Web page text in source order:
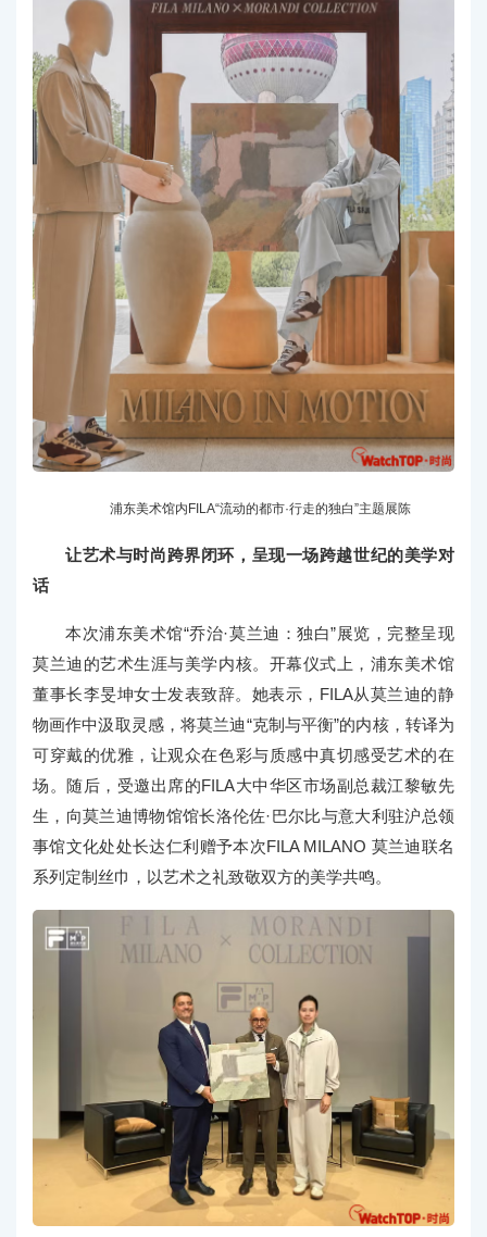
浦东美术馆内FILA“流动的都市·行走的独白”主题展陈
让艺术与时尚跨界闭环，呈现一场跨越世纪的美学对
话
本次浦东美术馆“乔治·莫兰迪：独白”展览，完整呈现
莫兰迪的艺术生涯与美学内核。开幕仪式上，浦东美术馆
董事长李旻坤女士发表致辞。她表示，FILA从莫兰迪的静
物画作中汲取灵感，将莫兰迪“克制与平衡”的内核，转译为
可穿戴的优雅，让观众在色彩与质感中真切感受艺术的在
场。随后，受邀出席的FILA大中华区市场副总裁江黎敏先
生，向莫兰迪博物馆馆长洛伦佐·巴尔比与意大利驻沪总领
事馆文化处处长达仁利赠予本次FILA MILANO 莫兰迪联名
系列定制丝巾，以艺术之礼致敬双方的美学共鸣。